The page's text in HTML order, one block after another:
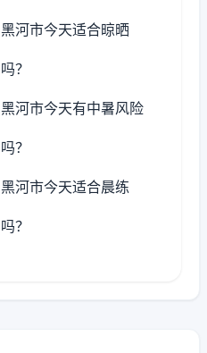
黑河市今天适合晾晒
吗？
黑河市今天有中暑风险
吗？
黑河市今天适合晨练
吗？